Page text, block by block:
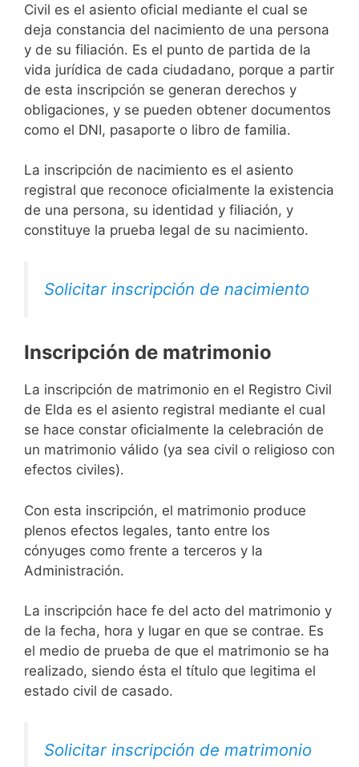
Civil es el asiento oficial mediante el cual se
deja constancia del nacimiento de una persona
y de su filiación. Es el punto de partida de la
vida jurídica de cada ciudadano, porque a partir
de esta inscripción se generan derechos y
obligaciones, y se pueden obtener documentos
como el DNI, pasaporte o libro de familia.
La inscripción de nacimiento es el asiento
registral que reconoce oficialmente la existencia
de una persona, su identidad y filiación, y
constituye la prueba legal de su nacimiento.
Solicitar inscripción de nacimiento
Inscripción de matrimonio
La inscripción de matrimonio en el Registro Civil
de Elda es el asiento registral mediante el cual
se hace constar oficialmente la celebración de
un matrimonio válido (ya sea civil o religioso con
efectos civiles).
Con esta inscripción, el matrimonio produce
plenos efectos legales, tanto entre los
cónyuges como frente a terceros y la
Administración.
La inscripción hace fe del acto del matrimonio y
de la fecha, hora y lugar en que se contrae. Es
el medio de prueba de que el matrimonio se ha
realizado, siendo ésta el título que legitima el
estado civil de casado.
Solicitar inscripción de matrimonio